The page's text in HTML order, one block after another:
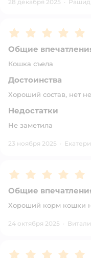
28 декабря 2025 · Рашид
Рейтинг:5
Общие
Кошка съела
Достоинства
Хороший состав, нет
Недостатки
Не заметила
23 ноября 2025 ·
Рейтинг:5
Общие
Хороший корм кошки
24 октября 2025 ·
Рейтинг:5